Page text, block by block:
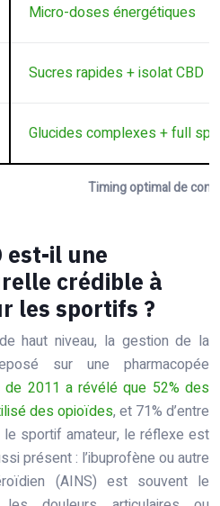
Timing optimal de
Micro-doses énergétiques
Sucres rapides + isolat CBD
Glucides complexes + full
est-il une
crédible à
les sportifs ?
haut niveau, la gestion de la
sur une pharmacopée
de 2011 a révélé que 52% des
des opioïdes, et 71% d’entre
le sportif amateur, le réflexe est
présent : l’ibuprofène ou autre
(AINS) est souvent le